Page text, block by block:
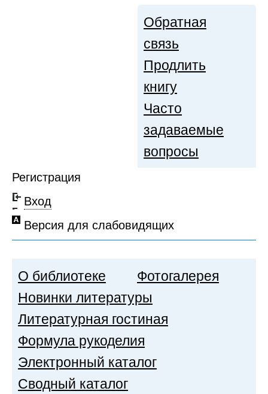
Обратная
связь
Продлить
книгу
Часто
задаваемые
вопросы
Регистрация
Вход
Версия для слабовидящих
О библиотеке
Фотогалерея
Новинки литературы
Литературная гостиная
Формула рукоделия
Электронный каталог
Сводный каталог